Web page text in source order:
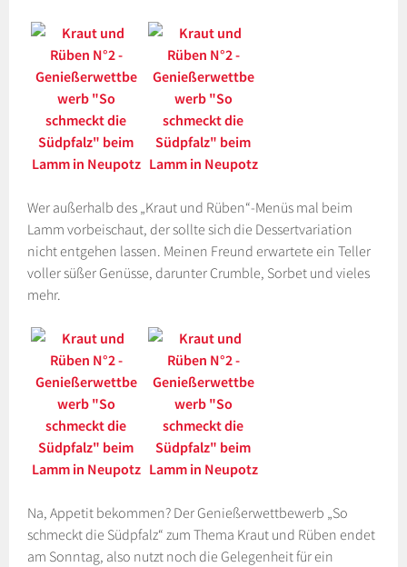
Wer außerhalb des „Kraut und Rüben“-Menüs mal beim
Lamm vorbeischaut, der sollte sich die Dessertvariation
nicht entgehen lassen. Meinen Freund erwartete ein Teller
voller süßer Genüsse, darunter Crumble, Sorbet und vieles
mehr.
Na, Appetit bekommen? Der Genießerwettbewerb „So
schmeckt die Südpfalz“ zum Thema Kraut und Rüben endet
am Sonntag, also nutzt noch die Gelegenheit für ein